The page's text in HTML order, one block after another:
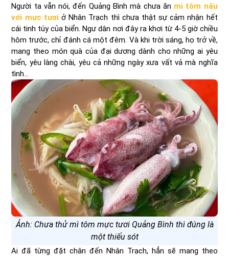
Người ta vẫn nói, đến Quảng Bình mà chưa ăn mì tôm nấu
với mực tươiở Nhân Trạch thì chưa thật sự cảm nhận hết
cái tinh túy của biển. Ngư dân nơi đây ra khơi từ 4-5 giờ chiều
hôm trước, chỉ đánh cá một đêm. Và khi trời sáng, họ trở về,
mang theo món quà của đại dương dành cho những ai yêu
biển, yêu làng chài, yêu cả những ngày xưa vất vả mà nghĩa
tình…
Ảnh: Chưa thử mì tôm mực tươi Quảng Bình thì đúng là
một thiếu sót
Ai đã từng đặt chân đến Nhân Trạch, hẳn sẽ mang theo